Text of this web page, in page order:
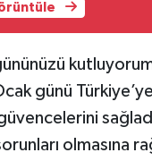
günü
olmasına